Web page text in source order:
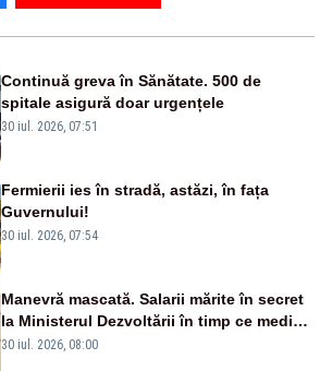
Continuă greva în Sănătate. 500 de
spitale asigură doar urgențele
30 iul. 2026, 07:51
Fermierii ies în stradă, astăzi, în fața
Guvernului!
30 iul. 2026, 07:54
Manevră mascată. Salarii mărite în secret
la Ministerul Dezvoltării în timp ce medicii
ies în stradă
30 iul. 2026, 08:00